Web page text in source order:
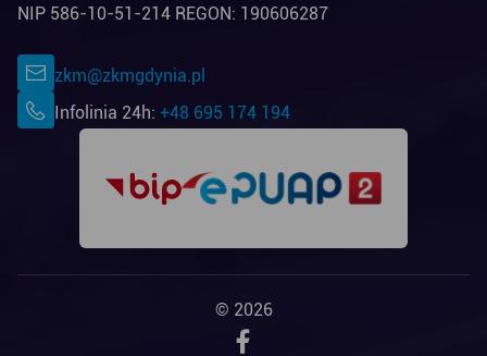
NIP 586-10-51-214 REGON: 190606287
zkm@zkmgdynia.pl
Infolinia 24h: +48 695 174 194
© 2026